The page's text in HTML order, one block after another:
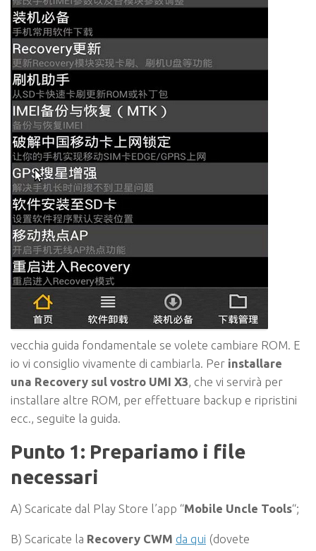
vecchia guida fondamentale se volete cambiare ROM. E
io vi consiglio vivamente di cambiarla. Per installare
una Recovery sul vostro UMI X3 , che vi servirà per
installare altre ROM, per effettuare backup e ripristini
ecc., seguite la guida.
Punto 1: Prepariamo i file
necessari
A) Scaricate dal Play Store l’app “Mobile Uncle Tools“;
B) Scaricate la Recovery CWM da qui (dovete